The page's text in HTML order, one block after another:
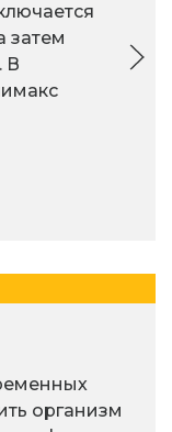
затем
В
организм